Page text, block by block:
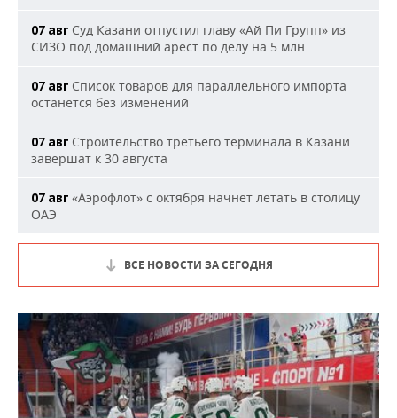
07 авг Суд Казани отпустил главу «Ай Пи Групп» из
СИЗО под домашний арест по делу на 5 млн
07 авг Список товаров для параллельного импорта
останется без изменений
07 авг Строительство третьего терминала в Казани
завершат к 30 августа
07 авг «Аэрофлот» с октября начнет летать в столицу
ОАЭ
ВСЕ НОВОСТИ ЗА СЕГОДНЯ